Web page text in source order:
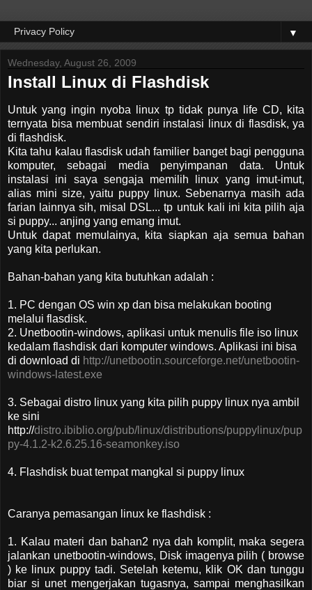
▼
Wednesday, August 26, 2009
Install Linux di Flashdisk
Untuk yang ingin nyoba linux tp tidak punya life CD, kita
ternyata bisa membuat sendiri instalasi linux di flasdisk, ya
di flashdisk.
Kita tahu kalau flasdisk udah familier banget bagi pengguna
komputer, sebagai media penyimpanan data. Untuk
instalasi ini saya sengaja memilih linux yang imut-imut,
alias mini size, yaitu puppy linux. Sebenarnya masih ada
farian lainnya sih, misal DSL... tp untuk kali ini kita pilih aja
si puppy... anjing yang emang imut.
Untuk dapat memulainya, kita siapkan aja semua bahan
yang kita perlukan.
Bahan-bahan yang kita butuhkan adalah :
1. PC dengan OS win xp dan bisa melakukan booting
melalui flasdisk.
2. Unetbootin-windows, aplikasi untuk menulis file iso linux
kedalam flashdisk dari komputer windows. Aplikasi ini bisa
di download di http://unetbootin.sourceforge.net/unetbootin-
windows-latest.exe
3. Sebagai distro linux yang kita pilih puppy linux nya ambil
ke sini
http://distro.ibiblio.org/pub/linux/distributions/puppylinux/pup
py-4.1.2-k2.6.25.16-seamonkey.iso
4. Flashdisk buat tempat mangkal si puppy linux
Caranya pemasangan linux ke flashdisk :
1. Kalau materi dan bahan2 nya dah komplit, maka segera
jalankan unetbootin-windows, Disk imagenya pilih ( browse
) ke linux puppy tadi. Setelah ketemu, klik OK dan tunggu
biar si unet mengerjakan tugasnya, sampai menghasilkan